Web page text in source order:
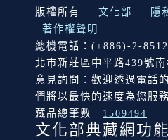
:::
版權所有 文化部
隱
著作權聲明
總機電話：(+886)-2-
北市新莊區中平路439號
意見詢問：歡迎透過電話
們將以最快的速度為您服
藏品總筆數
1509494
文化部典藏網功